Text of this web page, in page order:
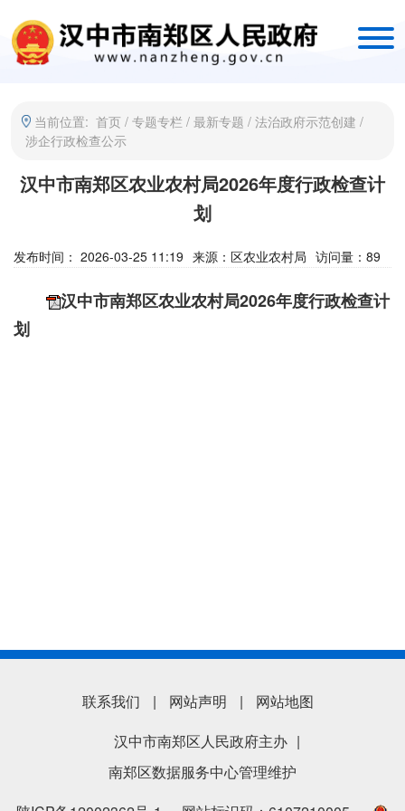
当前位置: 首页 / 专题专栏 / 最新专题 / 法治政府示范创建 /
涉企行政检查公示
汉中市南郑区农业农村局2026年度行政检查计
划
发布时间： 2026-03-25 11:19 来源： 区农业农村局 访问量： 89
汉中市南郑区农业农村局2026年度行政检查计
划
联系我们 | 网站声明 |
网站地图
汉中市南郑区人民政府主办 |
南郑区数据服务中心管理维护